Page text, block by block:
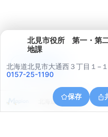
北見市役所 第一・第
地課
北海道北見市大通西３丁目１−１
0157-25-1190
保存
北海道北見市川東
アプリで見る